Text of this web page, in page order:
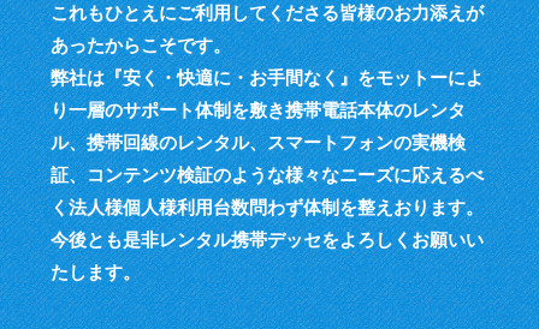
これもひとえにご利用してくださる皆様のお力添えが
あったからこそです。
弊社は『安く・快適に・お手間なく』をモットーによ
り一層のサポート体制を敷き携帯電話本体のレンタ
ル、携帯回線のレンタル、スマートフォンの実機検
証、コンテンツ検証のような様々なニーズに応えるべ
く法人様個人様利用台数問わず体制を整えおります。
今後とも是非レンタル携帯デッセをよろしくお願いい
たします。